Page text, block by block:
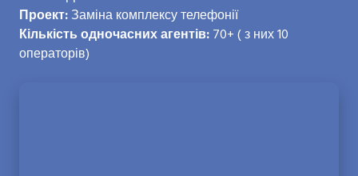
Проект:Заміна комплексу телефонії
Кількість одночасних агентів: 70+ ( з них 10
операторів)